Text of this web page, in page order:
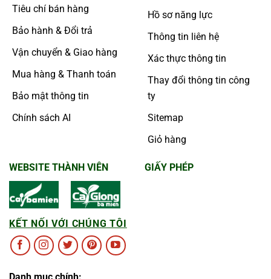
Tiêu chí bán hàng
Bảo hành & Đổi trả
Vận chuyển & Giao hàng
Mua hàng & Thanh toán
Bảo mật thông tin
Chính sách AI
Hồ sơ năng lực
Thông tin liên hệ
Xác thực thông tin
Thay đổi thông tin công
ty
Sitemap
Giỏ hàng
WEBSITE THÀNH VIÊN GIẤY PHÉP
KẾT NỐI VỚI CHÚNG TÔI